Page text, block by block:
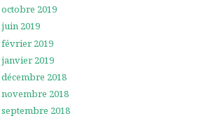
octobre 2019
juin 2019
février 2019
janvier 2019
décembre 2018
novembre 2018
septembre 2018